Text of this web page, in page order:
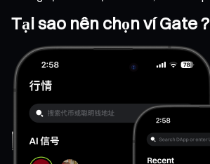
Tại sao nên chọn ví Gate ?